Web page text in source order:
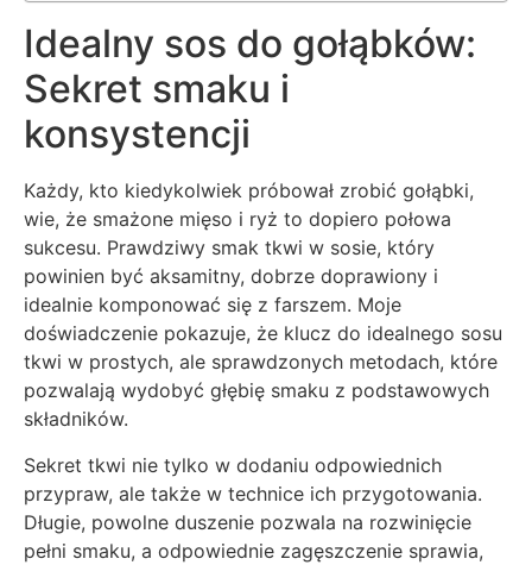
Idealny sos do gołąbków:
Sekret smaku i
konsystencji
Każdy, kto kiedykolwiek próbował zrobić gołąbki,
wie, że smażone mięso i ryż to dopiero połowa
sukcesu. Prawdziwy smak tkwi w sosie, który
powinien być aksamitny, dobrze doprawiony i
idealnie komponować się z farszem. Moje
doświadczenie pokazuje, że klucz do idealnego sosu
tkwi w prostych, ale sprawdzonych metodach, które
pozwalają wydobyć głębię smaku z podstawowych
składników.
Sekret tkwi nie tylko w dodaniu odpowiednich
przypraw, ale także w technice ich przygotowania.
Długie, powolne duszenie pozwala na rozwinięcie
pełni smaku, a odpowiednie zagęszczenie sprawia,